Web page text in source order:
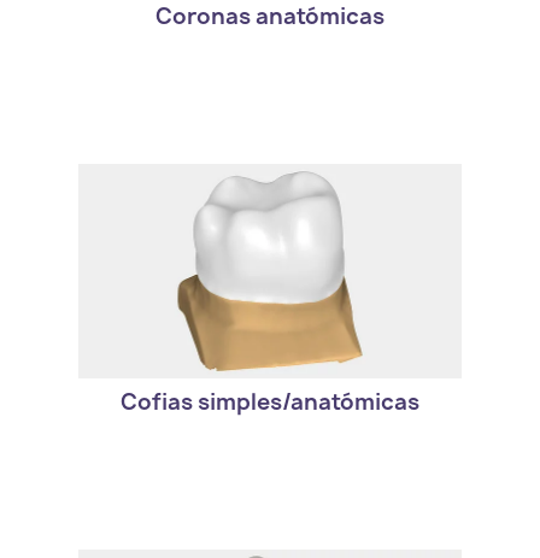
Coronas anatómicas
Cofias simples/anatómicas
- Partiendo de un contorno completo,
puede aprovechar la opción de
reducción para crear una cofia optima.